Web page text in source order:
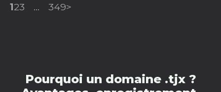
123 ... 349>
Pourquoi un domaine .tjx ?